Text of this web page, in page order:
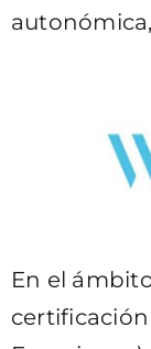
En el
certificación